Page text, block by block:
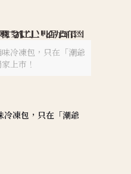
冷凍包，只在「潮爺
上市！
冷凍包，只在「潮爺